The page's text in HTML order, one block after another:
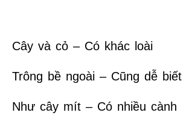
Cây và cỏ – Có khác loài
Trông bề ngoài – Cũng dễ biết
Như cây mít – Có nhiều cành